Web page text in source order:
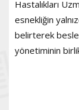
Hastalıkları
esnekliğin
belirterek
yönetiminin